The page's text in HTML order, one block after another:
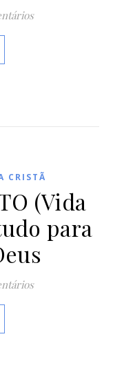
CRISTÃ
(Vida
para